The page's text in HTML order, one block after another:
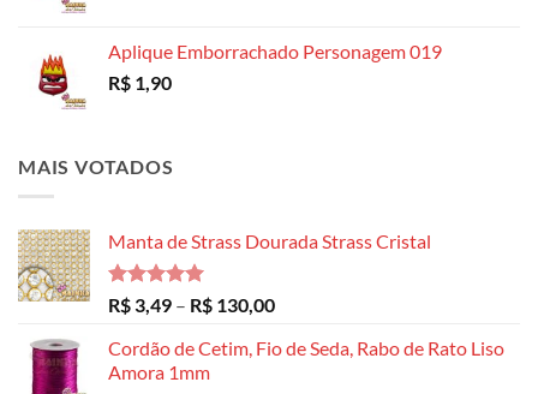
Aplique Emborrachado Personagem 019
R$ 1,90
MAIS VOTADOS
Manta de Strass Dourada Strass Cristal
Avaliação
5.00
de 5
R$ 3,49 – R$ 130,00Faixa
preço:
Cordão de Cetim, Fio de Seda, Rabo de Rato Liso
Amora 1mm